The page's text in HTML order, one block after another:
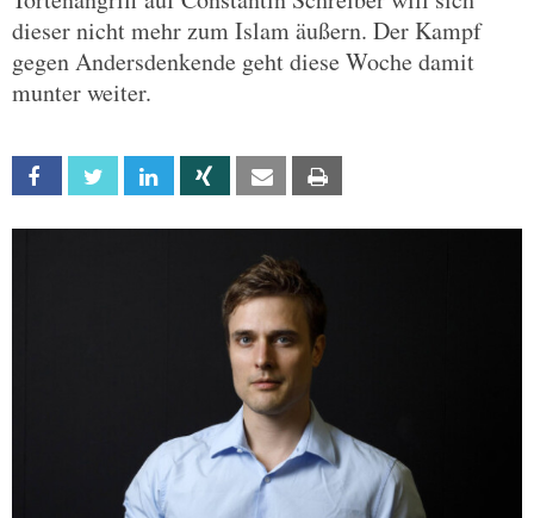
dieser nicht mehr zum Islam äußern. Der Kampf
gegen Andersdenkende geht diese Woche damit
munter weiter.
Facebook Twitter Linkedin Xing Email